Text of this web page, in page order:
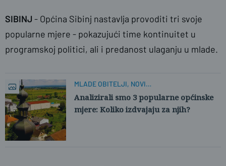
SIBINJ - Općina Sibinj nastavlja provoditi tri svoje
popularne mjere - pokazujući time kontinuitet u
programskoj politici, ali i predanost ulaganju u mlade.
MLADE OBITELJI, NOVI
PODUZETNICI/POLJOPRIVREDNICI
Analizirali smo 3 popularne općinske
mjere: Koliko izdvajaju za njih?